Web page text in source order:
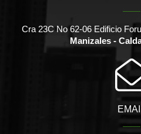
Cra 23C No 62-06 Edificio
Manizales -